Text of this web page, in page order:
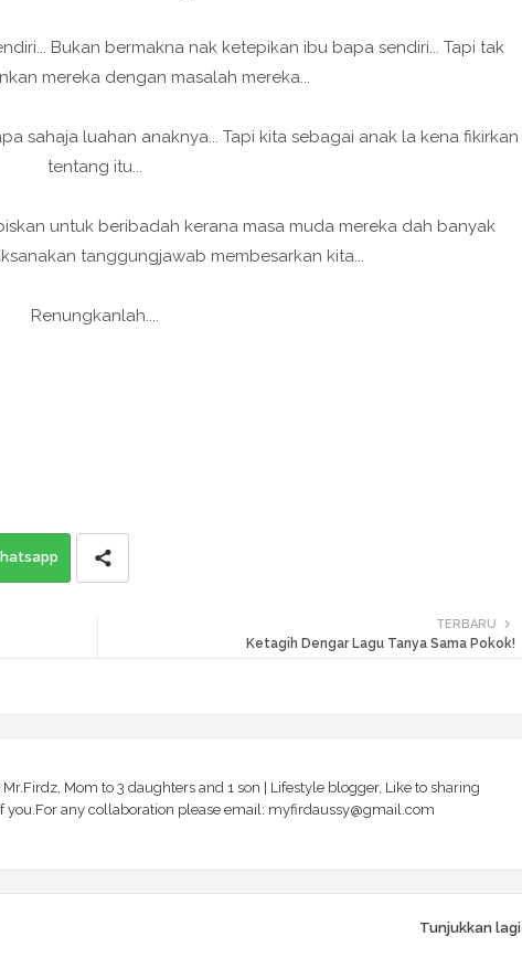
Bukan bermakna nak ketepikan ibu bapa sendiri... Tapi tak
mereka dengan masalah mereka...
sahaja luahan anaknya... Tapi kita sebagai anak la kena fikirkan
tentang itu...
untuk beribadah kerana masa muda mereka dah banyak
tanggungjawab membesarkan kita...
Renungkanlah....
TERBARU
Ketagih Dengar Lagu Tanya Sama Pokok!
Mom to 3 daughters and 1 son | Lifestyle blogger, Like to sharing
any collaboration please email: myfirdaussy@gmail.com
Tunjukkan lagi